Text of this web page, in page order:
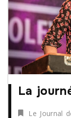
La
Le Journal